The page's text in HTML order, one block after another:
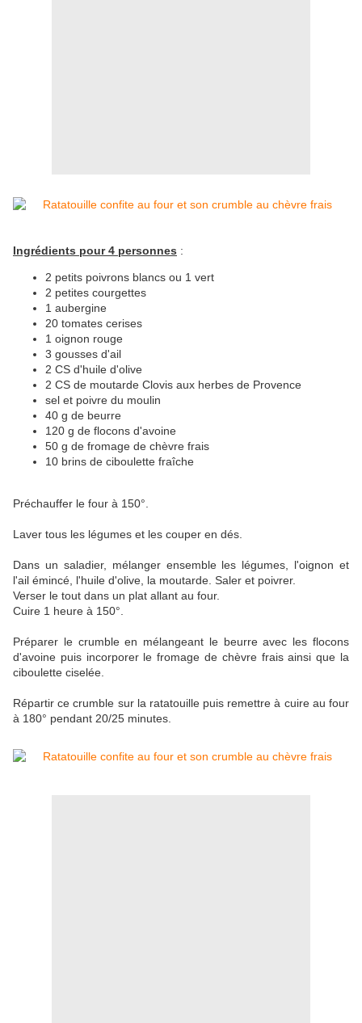
Ingrédients pour 4 personnes :
2 petits poivrons blancs ou 1 vert
2 petites courgettes
1 aubergine
20 tomates cerises
1 oignon rouge
3 gousses d'ail
2 CS d'huile d'olive
2 CS de moutarde Clovis aux herbes de Provence
sel et poivre du moulin
40 g de beurre
120 g de flocons d'avoine
50 g de fromage de chèvre frais
10 brins de ciboulette fraîche
Préchauffer le four à 150°.
Laver tous les légumes et les couper en dés.
Dans un saladier, mélanger ensemble les légumes, l'oignon et
l'ail émincé, l'huile d'olive, la moutarde. Saler et poivrer.
Verser le tout dans un plat allant au four.
Cuire 1 heure à 150°.
Préparer le crumble en mélangeant le beurre avec les flocons
d'avoine puis incorporer le fromage de chèvre frais ainsi que la
ciboulette ciselée.
Répartir ce crumble sur la ratatouille puis remettre à cuire au four
à 180° pendant 20/25 minutes.